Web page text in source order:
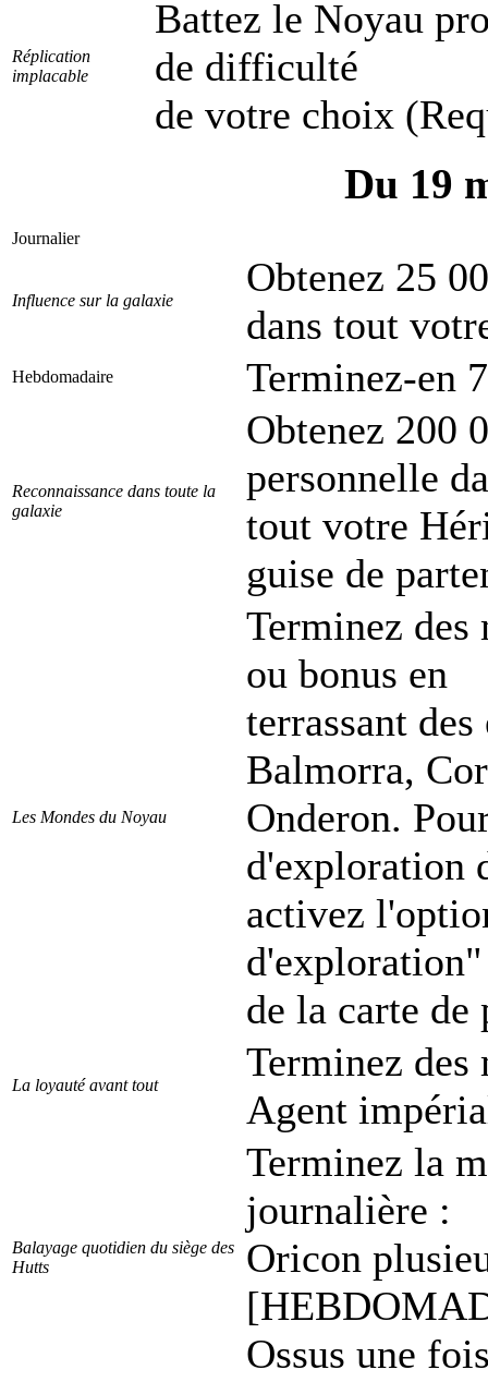
Réplication
implacable
Battez le Noyau
de difficulté
de votre choix
Du 19
Journalier
Influence sur la galaxie
Obtenez 25
dans tout
Hebdomadaire Terminez-en
Reconnaissance dans toute la
galaxie
Obtenez 200
personnelle
tout votre
guise de
Les Mondes du Noyau
Terminez des
ou bonus en
terrassant
Balmorra,
Onderon.
d'exploration
activez
d'exploration"
de la carte de
La loyauté avant tout
Terminez
Agent
Balayage quotidien du siège des
Hutts
Terminez la
journalière :
Oricon
Ossus une